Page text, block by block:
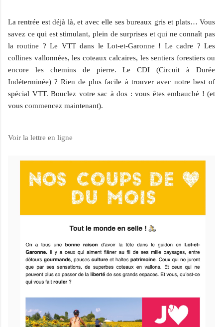
La rentrée est déjà là, et avec elle ses bureaux gris et plats… Vous
savez ce qui est stimulant, plein de surprises et qui ne connaît pas
la routine ?Le VTT dans le Lot-et-Garonne ! Le cadre ? Les
collines vallonnées, les coteaux calcaires, les sentiers forestiers ou
encore les chemins de pierre. Le CDI (Circuit à Durée
Indéterminée) ? Rien de plus facile à trouver avec notre best of
spécial VTT. Bouclez votre sac à dos : vous êtes embauché ! (et
vous commencez maintenant).
Voir la lettre en ligne